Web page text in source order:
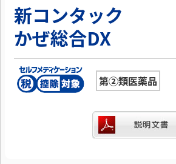
新コンタック
かぜ総合DX
第②類医薬品